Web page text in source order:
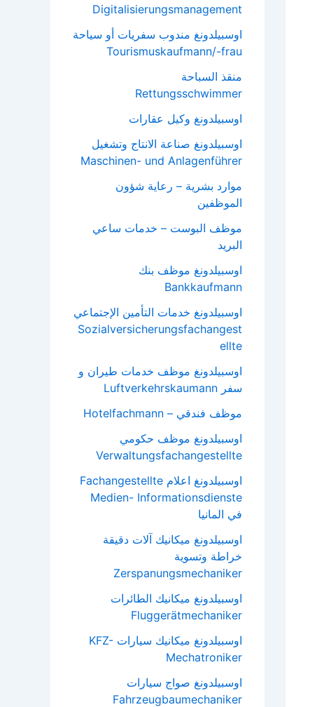
Digitalisierungsmanagement
اوسبيلدونغ مندوب سفريات أو سياحة
Tourismuskaufmann/-frau
منقذ السباحة
Rettungsschwimmer
اوسبيلدونغ وكيل عقارات
اوسبيلدونغ صناعة الانتاج وتشغيل
Maschinen- und Anlagenführer
موارد بشرية – رعاية شؤون
الموظفين
موظف البوست – خدمات ساعي
البريد
اوسبيلدونغ موظف بنك
Bankkaufmann
اوسبيلدونغ خدمات التأمين الإجتماعي
Sozialversicherungsfachangest
ellte
اوسبيلدونغ موظف خدمات طيران و
سفر Luftverkehrskaumann
موظف فندقي – Hotelfachmann
اوسبيلدونغ موظف حكومي
Verwaltungsfachangestellte
اوسبيلدونغ اعلام Fachangestellte
Medien- Informationsdienste
في المانيا
اوسبيلدونغ ميكانيك آلات دقيقة
خراطة وتسوية
Zerspanungsmechaniker
اوسبيلدونغ ميكانيك الطائرات
Fluggerätmechaniker
اوسبيلدونغ ميكانيك سيارات KFZ-
Mechatroniker
اوسبيلدونغ صواج سيارات
Fahrzeugbaumechaniker